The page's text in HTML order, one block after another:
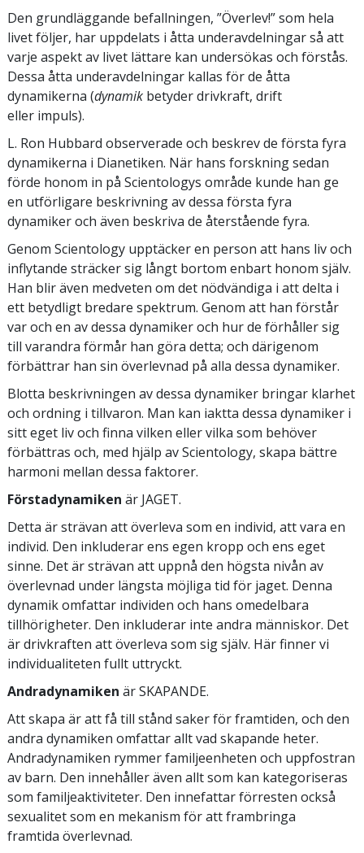
Den grundläggande befallningen, ”Överlev!” som hela
livet följer, har uppdelats i åtta underavdelningar så att
varje aspekt av livet lättare kan undersökas och förstås.
Dessa åtta underavdelningar kallas för de åtta
dynamikerna (dynamik betyder drivkraft, drift
eller impuls).
L. Ron Hubbard observerade och beskrev de första fyra
dynamikerna i Dianetiken. När hans forskning sedan
förde honom in på Scientologys område kunde han ge
en utförligare beskrivning av dessa första fyra
dynamiker och även beskriva de återstående fyra.
Genom Scientology upptäcker en person att hans liv och
inflytande sträcker sig långt bortom enbart honom själv.
Han blir även medveten om det nödvändiga i att delta i
ett betydligt bredare spektrum. Genom att han förstår
var och en av dessa dynamiker och hur de förhåller sig
till varandra förmår han göra detta; och därigenom
förbättrar han sin överlevnad på alla dessa dynamiker.
Blotta beskrivningen av dessa dynamiker bringar klarhet
och ordning i tillvaron. Man kan iaktta dessa dynamiker i
sitt eget liv och finna vilken eller vilka som behöver
förbättras och, med hjälp av Scientology, skapa bättre
harmoni mellan dessa faktorer.
Förstadynamiken är JAGET.
Detta är strävan att överleva som en individ, att vara en
individ. Den inkluderar ens egen kropp och ens eget
sinne. Det är strävan att uppnå den högsta nivån av
överlevnad under längsta möjliga tid för jaget. Denna
dynamik omfattar individen och hans omedelbara
tillhörigheter. Den inkluderar inte andra människor. Det
är drivkraften att överleva som sig själv. Här finner vi
individualiteten fullt uttryckt.
Andradynamiken är SKAPANDE.
Att skapa är att få till stånd saker för framtiden, och den
andra dynamiken omfattar allt vad skapande heter.
Andradynamiken rymmer familjeenheten och uppfostran
av barn. Den innehåller även allt som kan kategoriseras
som familjeaktiviteter. Den innefattar förresten också
sexualitet som en mekanism för att frambringa
framtida överlevnad.